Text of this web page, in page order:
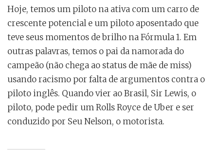
Hoje, temos um piloto na ativa com um carro de
crescente potencial e um piloto aposentado que
teve seus momentos de brilho na Fórmula 1. Em
outras palavras, temos o pai da namorada do
campeão (não chega ao status de mãe de miss)
usando racismo por falta de argumentos contra o
piloto inglês. Quando vier ao Brasil, Sir Lewis, o
piloto, pode pedir um Rolls Royce de Uber e ser
conduzido por Seu Nelson, o motorista.